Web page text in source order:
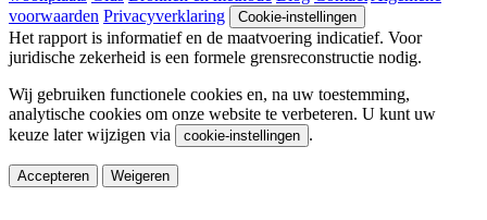
voorwaarden Privacyverklaring Cookie-instellingen
Het rapport is informatief en de maatvoering indicatief. Voor
juridische zekerheid is een formele grensreconstructie nodig.
Wij gebruiken functionele cookies en, na uw toestemming,
analytische cookies om onze website te verbeteren. U kunt uw
keuze later wijzigen via
cookie-instellingen .
Accepteren Weigeren